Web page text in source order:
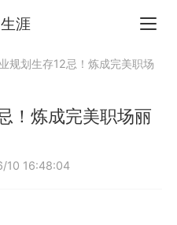
涯
规划生存12忌！炼成完美职场
！炼成完美职场丽
10 16:48:04